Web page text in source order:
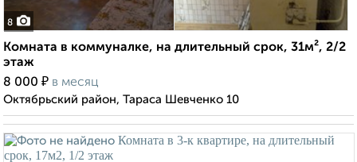
8
Комната в коммуналке, на длительный срок, 31м², 2/2
этаж
8 000 ₽ в месяц
Октябрьский район, Тараса Шевченко 10